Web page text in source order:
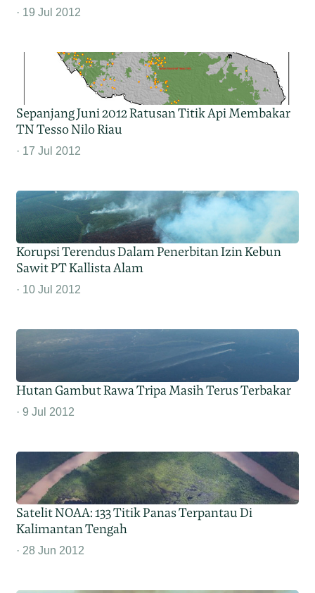
19 Jul 2012
Sepanjang Juni 2012 Ratusan Titik Api Membakar
TN Tesso Nilo Riau
17 Jul 2012
Korupsi Terendus Dalam Penerbitan Izin Kebun
Sawit PT Kallista Alam
10 Jul 2012
Hutan Gambut Rawa Tripa Masih Terus Terbakar
9 Jul 2012
Satelit NOAA: 133 Titik Panas Terpantau Di
Kalimantan Tengah
28 Jun 2012